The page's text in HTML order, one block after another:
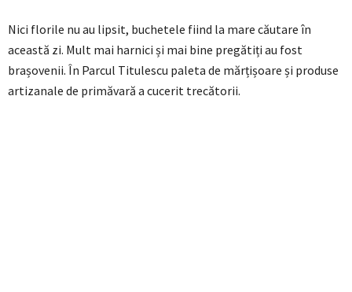
Nici florile nu au lipsit, buchetele fiind la mare căutare în
această zi. Mult mai harnici și mai bine pregătiți au fost
brașovenii. În Parcul Titulescu paleta de mărțișoare și produse
artizanale de primăvară a cucerit trecătorii.